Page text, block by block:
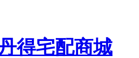
得宅配商城